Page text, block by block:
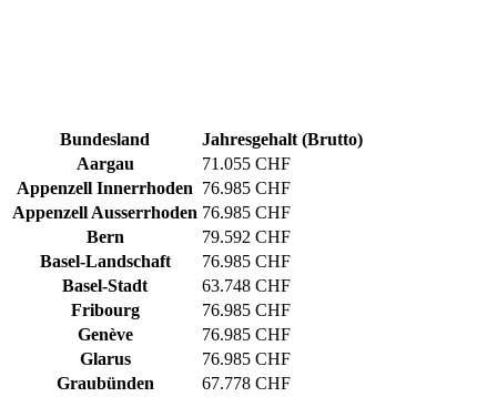
Bundesland
Jahresgehalt (Brutto)
Aargau
71.055 CHF
Appenzell Innerrhoden 76.985 CHF
Appenzell Ausserrhoden 76.985 CHF
Bern
79.592 CHF
Basel-Landschaft
76.985 CHF
Basel-Stadt
63.748 CHF
Fribourg
76.985 CHF
Genève
76.985 CHF
Glarus
76.985 CHF
Graubünden
67.778 CHF